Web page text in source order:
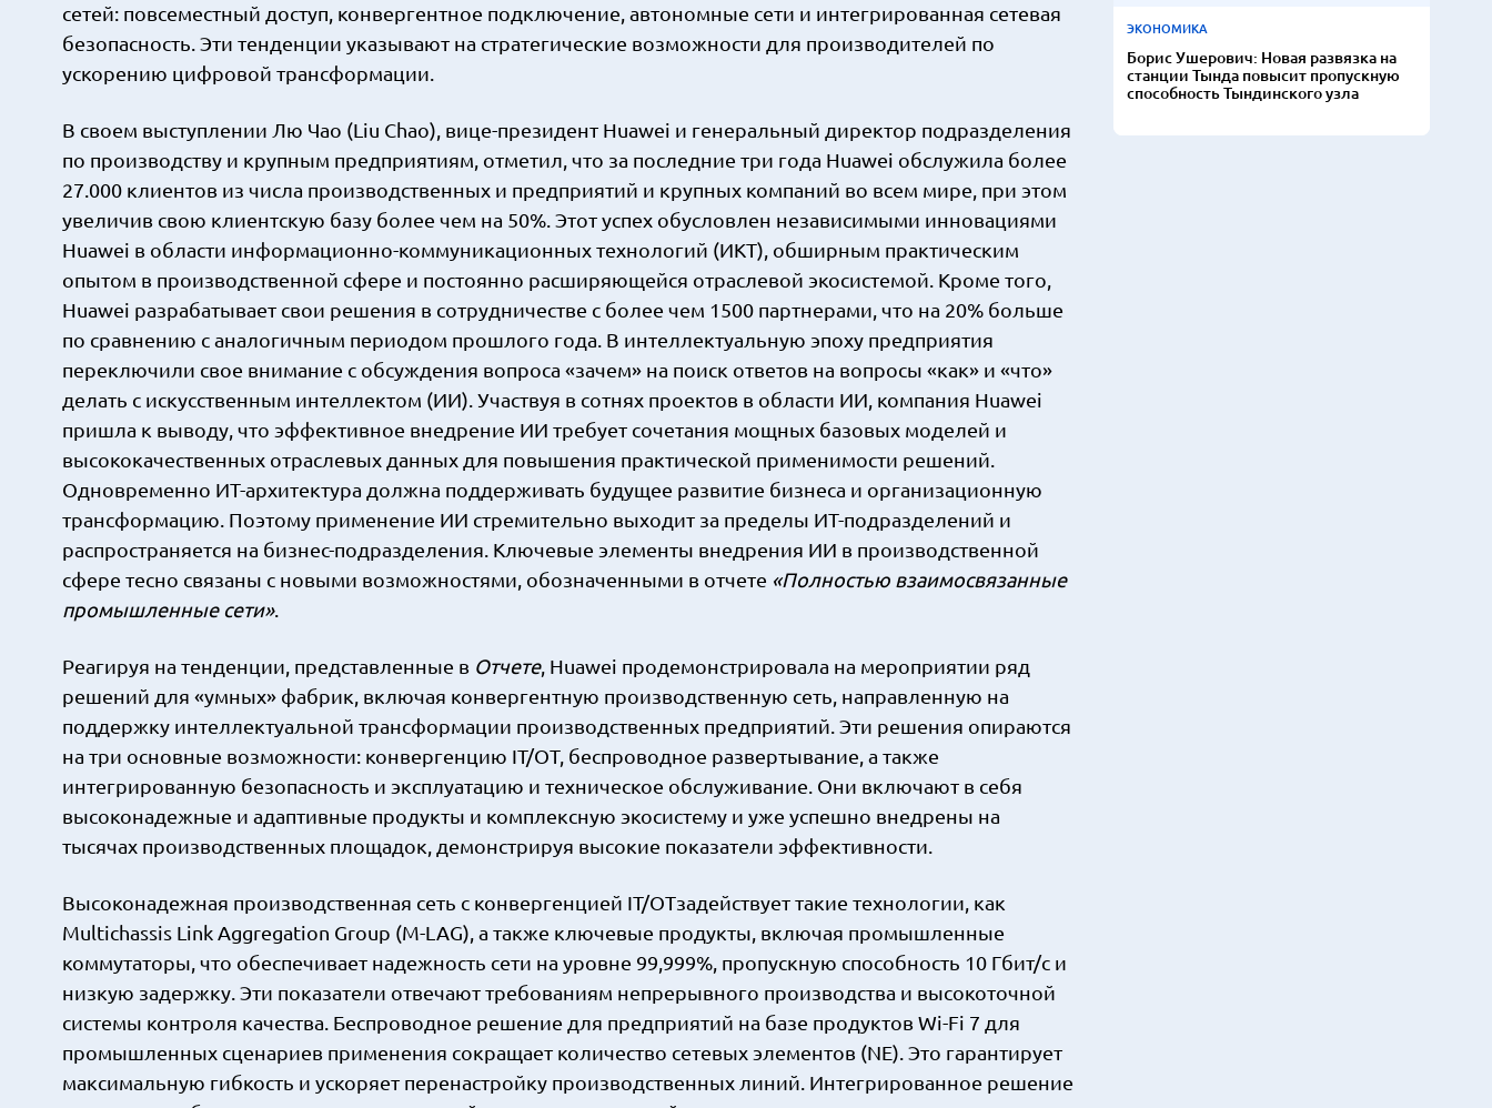
сетей: повсеместный доступ, конвергентное подключение, автономные сети и интегрированная сетевая
безопасность. Эти тенденции указывают на стратегические возможности для производителей по
ускорению цифровой трансформации.
В своем выступлении Лю Чао (Liu Chao), вице-президент Huawei и генеральный директор подразделения
по производству и крупным предприятиям, отметил, что за последние три года Huawei обслужила более
27.000 клиентов из числа производственных и предприятий и крупных компаний во всем мире, при этом
увеличив свою клиентскую базу более чем на 50%. Этот успех обусловлен независимыми инновациями
Huawei в области информационно-коммуникационных технологий (ИКТ), обширным практическим
опытом в производственной сфере и постоянно расширяющейся отраслевой экосистемой. Кроме того,
Huawei разрабатывает свои решения в сотрудничестве с более чем 1500 партнерами, что на 20% больше
по сравнению с аналогичным периодом прошлого года. В интеллектуальную эпоху предприятия
переключили свое внимание с обсуждения вопроса «зачем» на поиск ответов на вопросы «как» и «что»
делать с искусственным интеллектом (ИИ). Участвуя в сотнях проектов в области ИИ, компания Huawei
пришла к выводу, что эффективное внедрение ИИ требует сочетания мощных базовых моделей и
высококачественных отраслевых данных для повышения практической применимости решений.
Одновременно ИТ-архитектура должна поддерживать будущее развитие бизнеса и организационную
трансформацию. Поэтому применение ИИ стремительно выходит за пределы ИТ-подразделений и
распространяется на бизнес-подразделения. Ключевые элементы внедрения ИИ в производственной
сфере тесно связаны с новыми возможностями, обозначенными в отчете «Полностью взаимосвязанные
промышленные сети».
Реагируя на тенденции, представленные в Отчете, Huawei продемонстрировала на мероприятии ряд
решений для «умных» фабрик, включая конвергентную производственную сеть, направленную на
поддержку интеллектуальной трансформации производственных предприятий. Эти решения опираются
на три основные возможности: конвергенцию IT/OT, беспроводное развертывание, а также
интегрированную безопасность и эксплуатацию и техническое обслуживание. Они включают в себя
высоконадежные и адаптивные продукты и комплексную экосистему и уже успешно внедрены на
тысячах производственных площадок, демонстрируя высокие показатели эффективности.
Высоконадежная производственная сеть с конвергенцией IT/OTзадействует такие технологии, как
Multichassis Link Aggregation Group (M-LAG), а также ключевые продукты, включая промышленные
коммутаторы, что обеспечивает надежность сети на уровне 99,999%, пропускную способность 10 Гбит/с и
низкую задержку. Эти показатели отвечают требованиям непрерывного производства и высокоточной
системы контроля качества. Беспроводное решение для предприятий на базе продуктов Wi-Fi 7 для
промышленных сценариев применения сокращает количество сетевых элементов (NE). Это гарантирует
максимальную гибкость и ускоряет перенастройку производственных линий. Интегрированное решение
ЭКОНОМИКА
Борис Ушерович: Новая развязка на
станции Тында повысит пропускную
способность Тындинского узла